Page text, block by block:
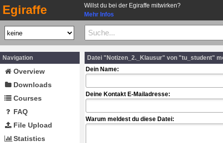
Egiraffe
Willst du bei der Egiraffe mitwirken?
Mehr Infos
Navigation
Overview
Downloads
Courses
FAQ
File Upload
Statistics
Datei "Notizen_2._Klausur" von "tu_student"
Dein Name:
Deine Kontakt E-Mailadresse:
Warum meldest du diese Datei: